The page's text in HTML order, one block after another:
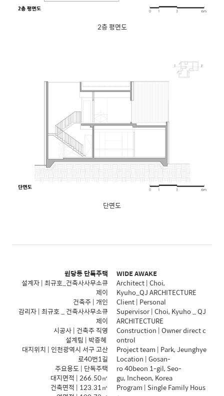
2층 평면도
단면도
원당동 단독주택
설계자 | 최규호_건축사사무소큐
제이
건축주 | 개인
감리자 | 최규호 _ 건축사사무소큐
제이
시공사 | 건축주 직영
설계팀 | 박증혜
대지위치 | 인천광역시 서구 고산
로40번1길
주요용도 | 단독주택
대지면적 | 266.50㎡
건축면적 | 123.31㎡
WIDE AWAKE
Architect | Choi,
Kyuho_QJ ARCHITECTURE
Client | Personal
Supervisor | Choi, Kyuho _ QJ
ARCHITECTURE
Construction | Owner direct c
ontrol
Project team | Park, Jeunghye
Location | Gosan-
ro 40beon 1-gil, Seo-
gu, Incheon, Korea
Program | Single Family Hous